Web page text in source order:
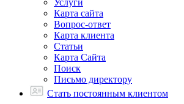
Услуги
Карта сайта
Вопрос-ответ
Карта клиента
Статьи
Карта Сайта
Поиск
Письмо директору
Стать постоянным клиентом